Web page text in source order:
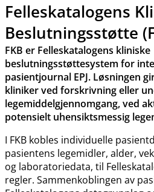
Felleskatalogens
Beslutningsstøtte
FKB er Felleskatalogens kliniske
beslutningsstøttesystem for
pasientjournal EPJ. Løsningen
kliniker ved forskrivning eller
legemiddelgjennomgang, ved
potensielt uhensiktsmessig
I FKB kobles individuelle
pasientens legemidler, alder,
og laboratoriedata, til
regler. Sammenkoblingen av